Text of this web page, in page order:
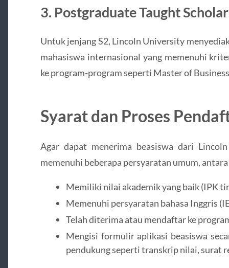
3. Postgraduate Taught
Untuk jenjang S2, Lincoln University
mahasiswa internasional yang memenuhi
ke program-program seperti Master of
Syarat dan Proses
Agar dapat menerima beasiswa dari
memenuhi beberapa persyaratan umum,
Memiliki nilai akademik yang baik (IPK
Memenuhi persyaratan bahasa Inggris
Telah diterima atau mendaftar ke
Mengisi formulir aplikasi beasiswa
pendukung seperti transkrip nilai, surat